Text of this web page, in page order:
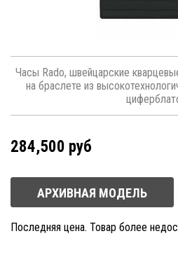
Часы Rado, швейцарские
на браслете из
284,500 руб
АРХИВНАЯ МОДЕЛЬ
Последняя цена. Товар более